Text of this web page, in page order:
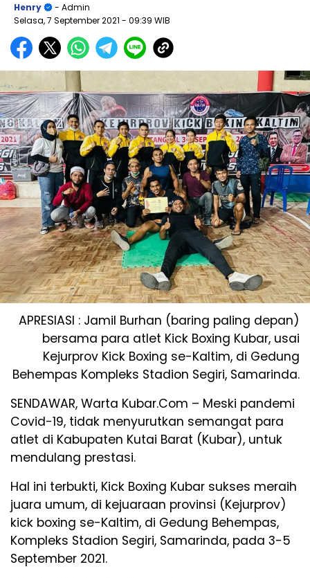
Henry
- Admin
Selasa, 7 September 2021 - 09:39 WIB
APRESIASI : Jamil Burhan (baring paling depan)
bersama para atlet Kick Boxing Kubar, usai
Kejurprov Kick Boxing se-Kaltim, di Gedung
Behempas Kompleks Stadion Segiri, Samarinda.
SENDAWAR, Warta Kubar.Com – Meski pandemi
Covid-19, tidak menyurutkan semangat para
atlet di Kabupaten Kutai Barat (Kubar), untuk
mendulang prestasi.
Hal ini terbukti, Kick Boxing Kubar sukses meraih
juara umum, di kejuaraan provinsi (Kejurprov)
kick boxing se-Kaltim, di Gedung Behempas,
Kompleks Stadion Segiri, Samarinda, pada 3-5
September 2021.